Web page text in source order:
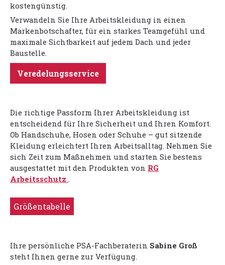
kostengünstig.
Verwandeln Sie Ihre Arbeitskleidung in einen
Markenbotschafter, für ein starkes Teamgefühl und
maximale Sichtbarkeit auf jedem Dach und jeder
Baustelle.
Veredelungsservice
Die richtige Passform Ihrer Arbeitskleidung ist
entscheidend für Ihre Sicherheit und Ihren Komfort.
Ob Handschuhe, Hosen oder Schuhe – gut sitzende
Kleidung erleichtert Ihren Arbeitsalltag. Nehmen Sie
sich Zeit zum Maßnehmen und starten Sie bestens
ausgestattet mit den Produkten von RG
Arbeitsschutz .
Größentabelle
Ihre persönliche PSA-Fachberaterin Sabine Groß
steht Ihnen gerne zur Verfügung.